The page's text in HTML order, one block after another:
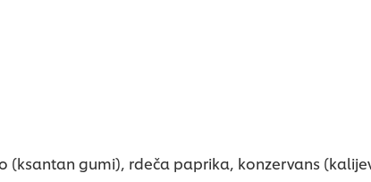
(ksantan gumi), rdeča paprika, konzervans